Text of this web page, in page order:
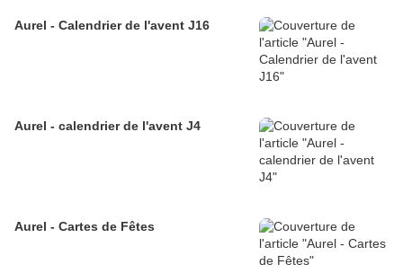
Aurel - Calendrier de l'avent J16
Aurel - calendrier de l'avent J4
Aurel - Cartes de Fêtes